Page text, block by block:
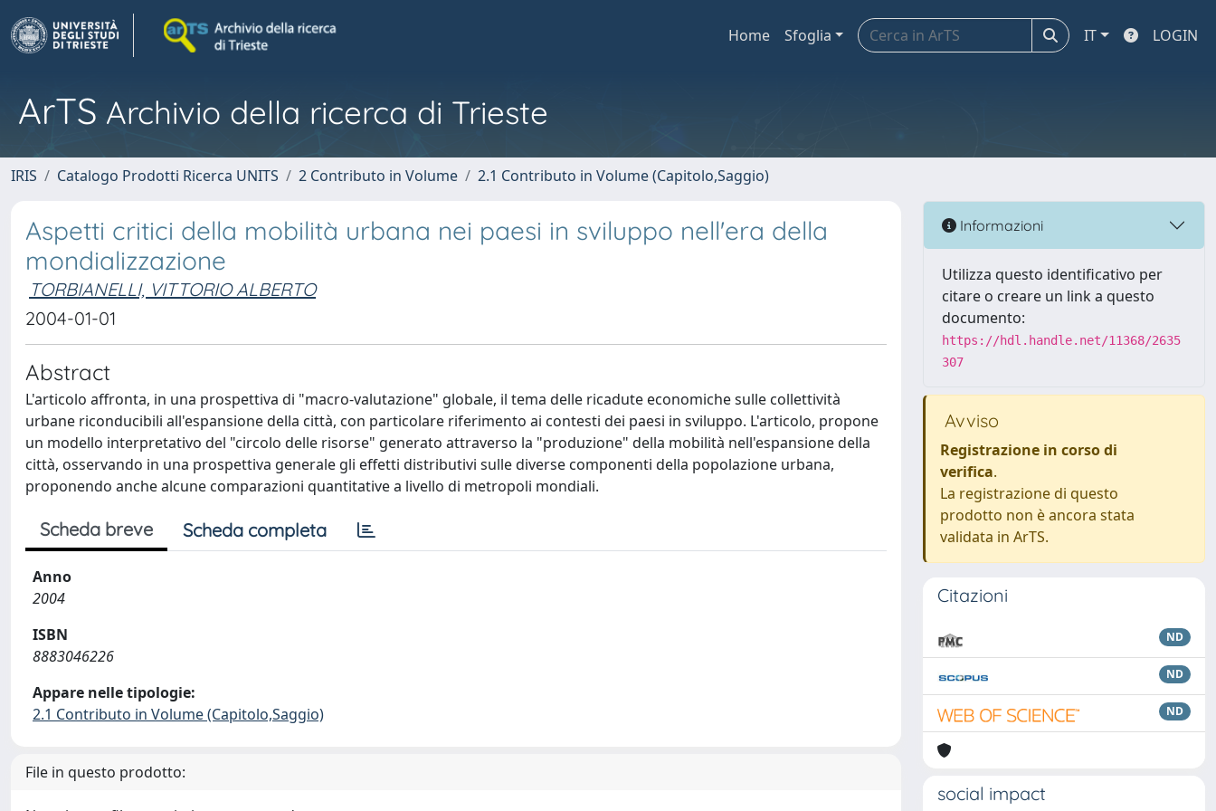
Home Sfoglia IT LOGIN
ArTS Archivio della ricerca di Trieste
IRIS Catalogo Prodotti Ricerca UNITS 2 Contributo in Volume 2.1 Contributo in Volume (Capitolo,Saggio)
Aspetti critici della mobilità urbana nei paesi in sviluppo nell'era della
mondializzazione
TORBIANELLI, VITTORIO ALBERTO
2004-01-01
Abstract
L'articolo affronta, in una prospettiva di "macro-valutazione" globale, il tema delle ricadute economiche sulle collettività
urbane riconducibili all'espansione della città, con particolare riferimento ai contesti dei paesi in sviluppo. L'articolo, propone
un modello interpretativo del "circolo delle risorse" generato attraverso la "produzione" della mobilità nell'espansione della
città, osservando in una prospettiva generale gli effetti distributivi sulle diverse componenti della popolazione urbana,
proponendo anche alcune comparazioni quantitative a livello di metropoli mondiali.
Scheda breve Scheda completa
Anno
2004
ISBN
8883046226
Appare nelle tipologie:
2.1 Contributo in Volume (Capitolo,Saggio)
File in questo prodotto:
Informazioni
Utilizza questo identificativo per
citare o creare un link a questo
documento:
https://hdl.handle.net/11368/2635
307
Avviso
Registrazione in corso di
verifica.
La registrazione di questo
prodotto non è ancora stata
validata in ArTS.
Citazioni
ND
ND
ND
social impact